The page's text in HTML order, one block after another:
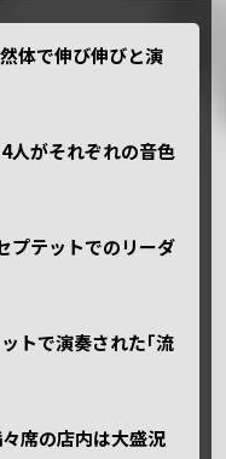
体で伸び伸びと演
人がそれぞれの音色
プテットでのリーダ
トで演奏された｢流
席の店内は大盛況